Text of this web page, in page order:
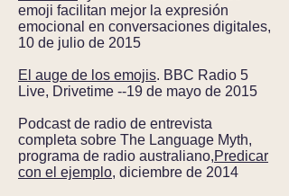
emoji facilitan mejor la expresión
emocional en conversaciones digitales,
10 de julio de 2015
El auge de los emojis. BBC Radio 5
Live, Drivetime --19 de mayo de 2015
Podcast de radio de entrevista
completa sobre The Language Myth,
programa de radio australiano,Predicar
con el ejemplo, diciembre de 2014